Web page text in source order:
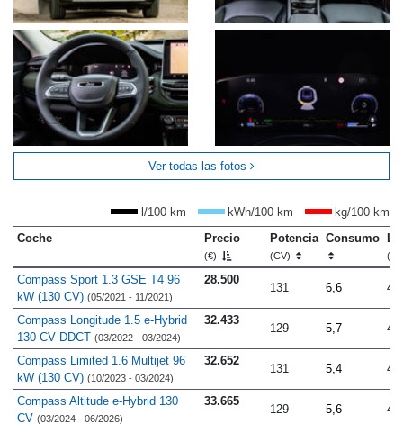
Ver todas las fotos
l/100 km kWh/100 km
kg/100 km
Coche
Precio
(€)
Potencia
(CV)
Consumo
Compass Sport 1.3 GSE T4 96
kW (130 CV) (05/2021 - 11/2021)
28.500
131 6,6
Compass Longitude 1.5 e-Hybrid
130 CV DDCT (03/2022 - 03/2024)
32.433
129 5,7
Compass Limited 1.6 Multijet 96
kW (130 CV) (10/2023 - 03/2024)
32.652
131 5,4
Compass Altitude e-Hybrid 130
CV (03/2024 - 06/2026)
33.665
129 5,6